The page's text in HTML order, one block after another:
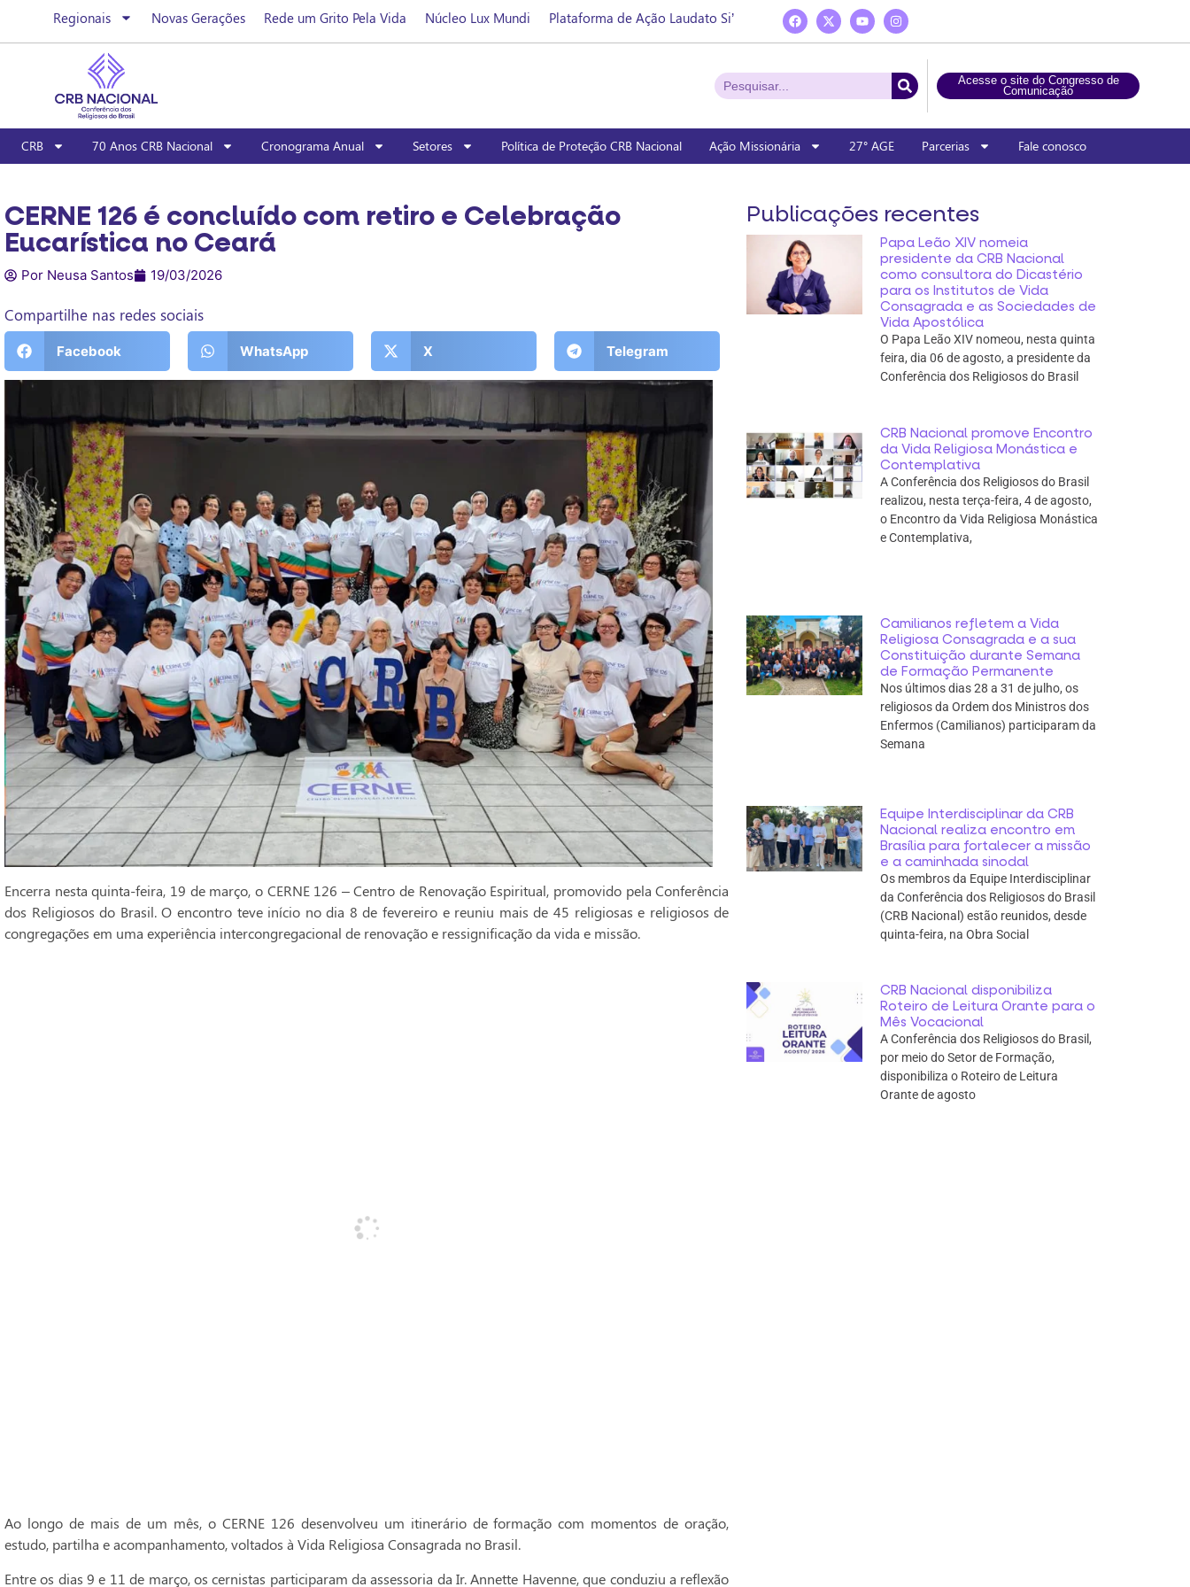
Regionais Novas Gerações Rede um Grito Pela Vida Núcleo Lux Mundi Plataforma de Ação Laudato Si’
Acesse o site do Congresso de
Comunicação
CRB 70 Anos CRB Nacional Cronograma Anual Setores Política de Proteção CRB Nacional Ação Missionária 27° AGE Parcerias Fale conosco
CERNE 126 é concluído com retiro e Celebração
Eucarística no Ceará
Por Neusa Santos 19/03/2026
Compartilhe nas redes sociais
Facebook WhatsApp X Telegram
Encerra nesta quinta-feira, 19 de março, o CERNE 126 – Centro de Renovação Espiritual, promovido pela Conferência
dos Religiosos do Brasil. O encontro teve início no dia 8 de fevereiro e reuniu mais de 45 religiosas e religiosos de
congregações em uma experiência intercongregacional de renovação e ressignificação da vida e missão.
Ao longo de mais de um mês, o CERNE 126 desenvolveu um itinerário de formação com momentos de oração,
estudo, partilha e acompanhamento, voltados à Vida Religiosa Consagrada no Brasil.
Entre os dias 9 e 11 de março, os cernistas participaram da assessoria da Ir. Annette Havenne, que conduziu a reflexão
Publicações recentes
Papa Leão XIV nomeia
presidente da CRB Nacional
como consultora do Dicastério
para os Institutos de Vida
Consagrada e as Sociedades de
Vida Apostólica
O Papa Leão XIV nomeou, nesta quinta
feira, dia 06 de agosto, a presidente da
Conferência dos Religiosos do Brasil
CRB Nacional promove Encontro
da Vida Religiosa Monástica e
Contemplativa
A Conferência dos Religiosos do Brasil
realizou, nesta terça-feira, 4 de agosto,
o Encontro da Vida Religiosa Monástica
e Contemplativa,
Camilianos refletem a Vida
Religiosa Consagrada e a sua
Constituição durante Semana
de Formação Permanente
Nos últimos dias 28 a 31 de julho, os
religiosos da Ordem dos Ministros dos
Enfermos (Camilianos) participaram da
Semana
Equipe Interdisciplinar da CRB
Nacional realiza encontro em
Brasília para fortalecer a missão
e a caminhada sinodal
Os membros da Equipe Interdisciplinar
da Conferência dos Religiosos do Brasil
(CRB Nacional) estão reunidos, desde
quinta-feira, na Obra Social
CRB Nacional disponibiliza
Roteiro de Leitura Orante para o
Mês Vocacional
A Conferência dos Religiosos do Brasil,
por meio do Setor de Formação,
disponibiliza o Roteiro de Leitura
Orante de agosto